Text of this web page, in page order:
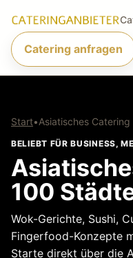
Catering anfragen
Start•Asiatisches Catering
BELIEBT FÜR BUSINESS,
100
Wok-Gerichte, Sushi,
Fingerfood-Konzepte
Starte direkt über die